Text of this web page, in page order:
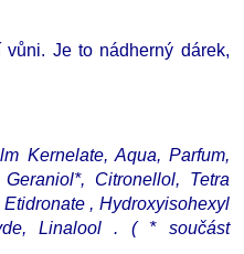
Je to nádherný dárek,
Kernelate, Aqua, Parfum,
Citronellol, Tetra
, Hydroxyisohexyl
Linalool . ( * součást